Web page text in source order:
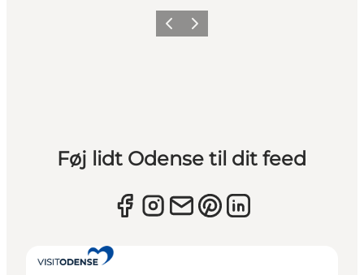
ForrigeNæste
Føj lidt Odense til dit feed